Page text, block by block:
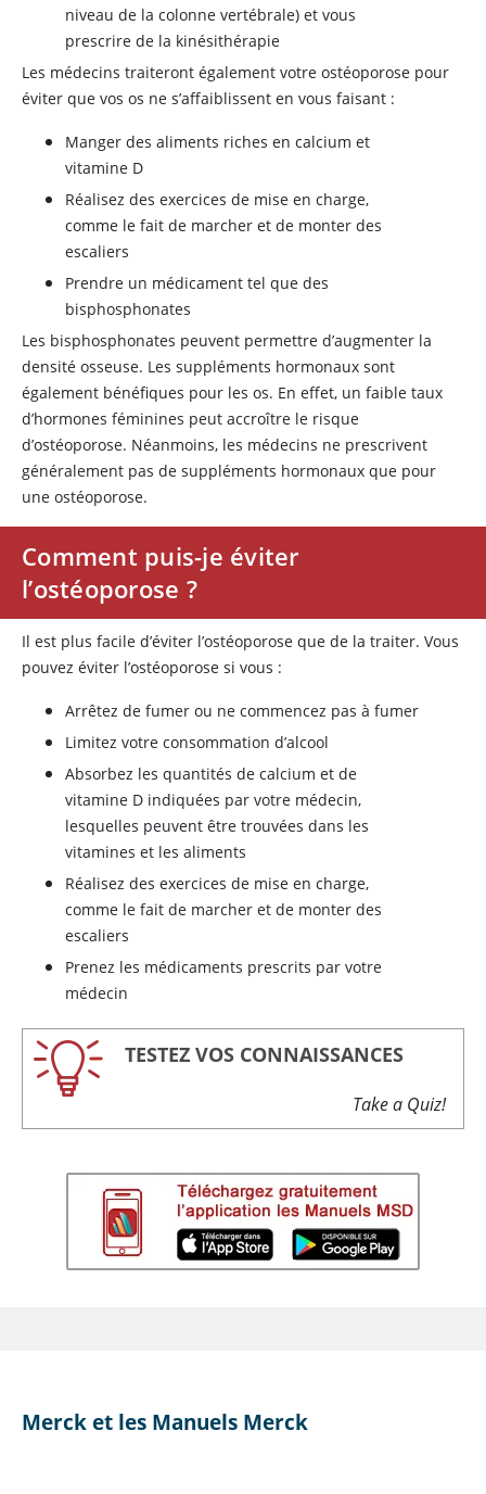
niveau de la colonne vertébrale) et vous
prescrire de la kinésithérapie
Les médecins traiteront également votre ostéoporose pour
éviter que vos os ne s’affaiblissent en vous faisant :
Manger des aliments riches en calcium et
vitamine D
Réalisez des exercices de mise en charge,
comme le fait de marcher et de monter des
escaliers
Prendre un médicament tel que des
bisphosphonates
Les bisphosphonates peuvent permettre d’augmenter la
densité osseuse. Les suppléments hormonaux sont
également bénéfiques pour les os. En effet, un faible taux
d’hormones féminines peut accroître le risque
d’ostéoporose. Néanmoins, les médecins ne prescrivent
généralement pas de suppléments hormonaux que pour
une ostéoporose.
Comment puis-je éviter
l’ostéoporose ?
Il est plus facile d’éviter l’ostéoporose que de la traiter. Vous
pouvez éviter l’ostéoporose si vous :
Arrêtez de fumer ou ne commencez pas à fumer
Limitez votre consommation d’alcool
Absorbez les quantités de calcium et de
vitamine D indiquées par votre médecin,
lesquelles peuvent être trouvées dans les
vitamines et les aliments
Réalisez des exercices de mise en charge,
comme le fait de marcher et de monter des
escaliers
Prenez les médicaments prescrits par votre
médecin
TESTEZ VOS CONNAISSANCES
Take a Quiz!
Merck et les Manuels Merck